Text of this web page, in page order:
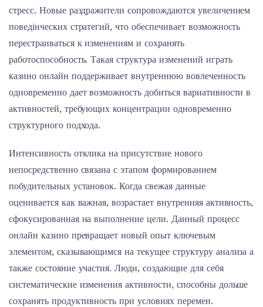
стресс. Новые раздражители сопровождаются увеличением
поведінческих стратегий, что обеспечивает возможность
перестраиваться к изменениям и сохранять
работоспособность. Такая структура изменений играть
казино онлайн поддерживает внутреннюю вовлеченность
одновременно дает возможность добиться вариативности в
активностей, требующих концентрации одновременно
структурного подхода.
Интенсивность отклика на присутствие нового
непосредственно связана с этапом формированием
побудительных установок. Когда свежая данные
оценивается как важная, возрастает внутренняя активность,
сфокусированная на выполнение цели. Данный процесс
онлайн казино превращает новый опыт ключевым
элементом, сказывающимся на текущее структуру анализа а
также состояние участия. Люди, создающие для себя
систематические изменения активности, способны дольше
сохранять продуктивность при условиях перемен.